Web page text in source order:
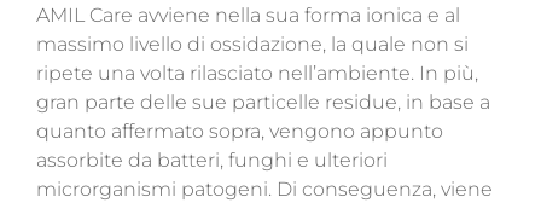
AMIL Care avviene nella sua forma ionica e al
massimo livello di ossidazione, la quale non si
ripete una volta rilasciato nell’ambiente. In più,
gran parte delle sue particelle residue, in base a
quanto affermato sopra, vengono appunto
assorbite da batteri, funghi e ulteriori
microrganismi patogeni. Di conseguenza, viene